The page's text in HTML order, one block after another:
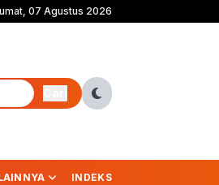
2026, Tumbangkan Persib Lewat Adu
07 Agustus 2026
INDEKS